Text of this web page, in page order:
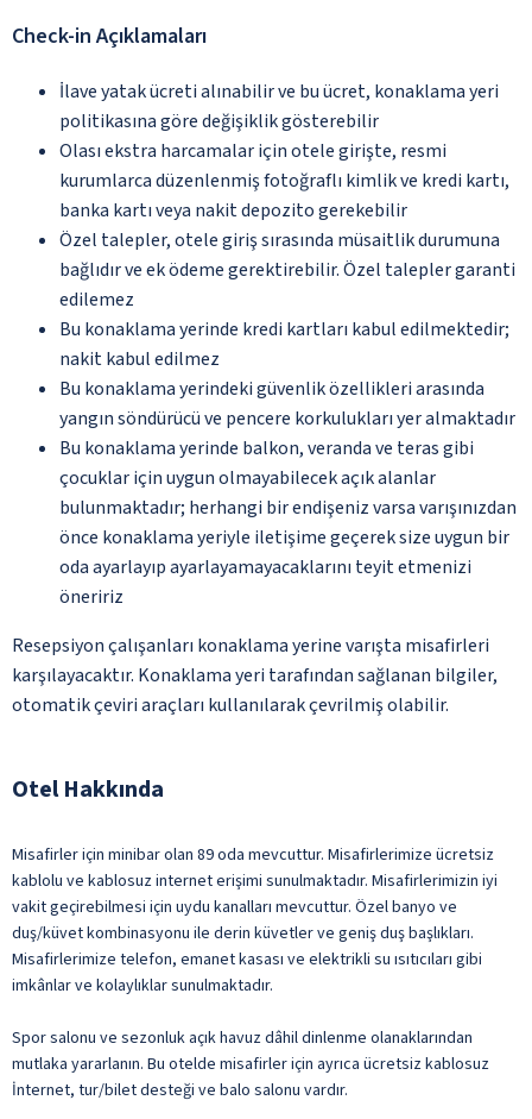
Check-in Açıklamaları
İlave yatak ücreti alınabilir ve bu ücret, konaklama yeri
politikasına göre değişiklik gösterebilir
Olası ekstra harcamalar için otele girişte, resmi
kurumlarca düzenlenmiş fotoğraflı kimlik ve kredi kartı,
banka kartı veya nakit depozito gerekebilir
Özel talepler, otele giriş sırasında müsaitlik durumuna
bağlıdır ve ek ödeme gerektirebilir. Özel talepler garanti
edilemez
Bu konaklama yerinde kredi kartları kabul edilmektedir;
nakit kabul edilmez
Bu konaklama yerindeki güvenlik özellikleri arasında
yangın söndürücü ve pencere korkulukları yer almaktadır
Bu konaklama yerinde balkon, veranda ve teras gibi
çocuklar için uygun olmayabilecek açık alanlar
bulunmaktadır; herhangi bir endişeniz varsa varışınızdan
önce konaklama yeriyle iletişime geçerek size uygun bir
oda ayarlayıp ayarlayamayacaklarını teyit etmenizi
öneririz
Resepsiyon çalışanları konaklama yerine varışta misafirleri
karşılayacaktır. Konaklama yeri tarafından sağlanan bilgiler,
otomatik çeviri araçları kullanılarak çevrilmiş olabilir.
Otel Hakkında
Misafirler için minibar olan 89 oda mevcuttur. Misafirlerimize ücretsiz
kablolu ve kablosuz internet erişimi sunulmaktadır. Misafirlerimizin iyi
vakit geçirebilmesi için uydu kanalları mevcuttur. Özel banyo ve
duş/küvet kombinasyonu ile derin küvetler ve geniş duş başlıkları.
Misafirlerimize telefon, emanet kasası ve elektrikli su ısıtıcıları gibi
imkânlar ve kolaylıklar sunulmaktadır.
Spor salonu ve sezonluk açık havuz dâhil dinlenme olanaklarından
mutlaka yararlanın. Bu otelde misafirler için ayrıca ücretsiz kablosuz
İnternet, tur/bilet desteği ve balo salonu vardır.